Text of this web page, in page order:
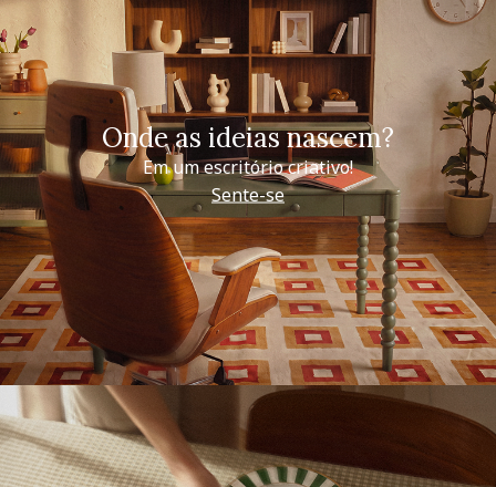
Onde as ideias nascem?
Em um escritório criativo!
Sente-se